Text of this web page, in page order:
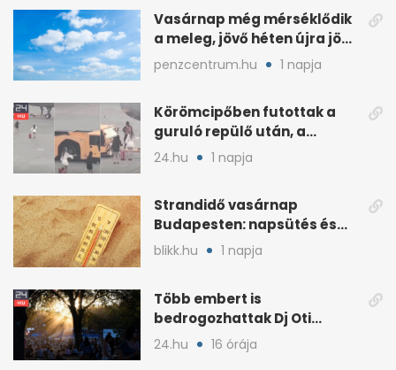
Vasárnap még mérséklődik
a meleg, jövő héten újra jön
a kánikula
penzcentrum.hu 1 napja
Körömcipőben futottak a
guruló repülő után, a
hatóságok közbeléptek
24.hu 1 napja
Strandidő vasárnap
Budapesten: napsütés és
akár 33 fok is jöhet
blikk.hu 1 napja
Több embert is
bedrogozhattak Dj Oti
koncertjén, a Sziget reagált
24.hu 16 órája